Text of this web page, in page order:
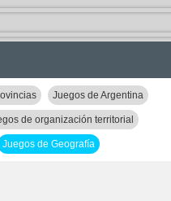
Juegos de Argentina
de organización territorial
Juegos de Geografía